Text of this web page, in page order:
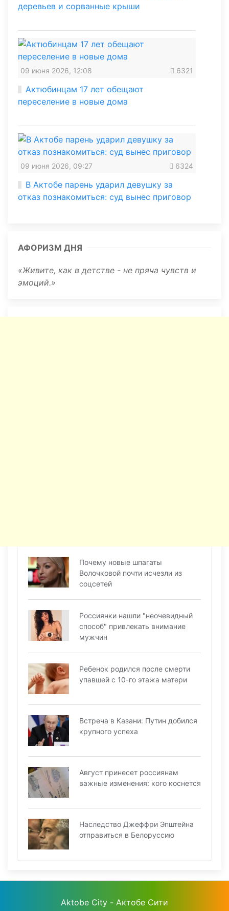
деревьев и сорванные крыши
09 июня 2026, 12:08 6321
Актюбинцам 17 лет обещают
переселение в новые дома
09 июня 2026, 09:27 6324
В Актобе парень ударил девушку за
отказ познакомиться: суд вынес приговор
АФОРИЗМ ДНЯ
Живите, как в детстве - не пряча чувств и
эмоций.
Почему новые шпагаты
Волочковой почти исчезли из
соцсетей
Россиянки нашли "неочевидный
способ" привлекать внимание
мужчин
Ребенок родился после смерти
упавшей с 10-го этажа матери
Встреча в Казани: Путин добился
крупного успеха
Август принесет россиянам
важные изменения: кого коснется
Наследство Джеффри Эпштейна
отправиться в Белоруссию
Aktobe City - Актобе Сити